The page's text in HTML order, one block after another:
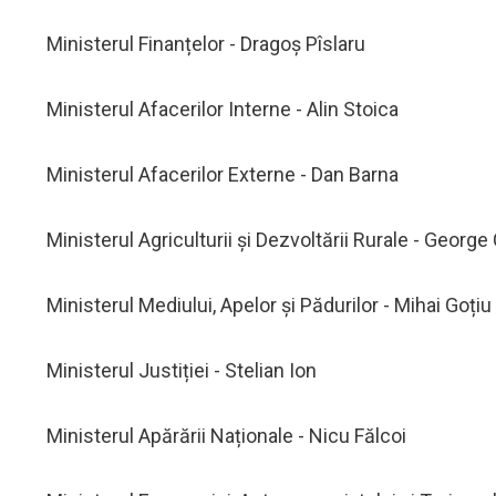
Ministerul Finanțelor - Dragoș Pîslaru
Ministerul Afacerilor Interne - Alin Stoica
Ministerul Afacerilor Externe - Dan Barna
Ministerul Agriculturii și Dezvoltării Rurale - George
Ministerul Mediului, Apelor și Pădurilor - Mihai Goțiu
Ministerul Justiției - Stelian Ion
Ministerul Apărării Naționale - Nicu Fălcoi